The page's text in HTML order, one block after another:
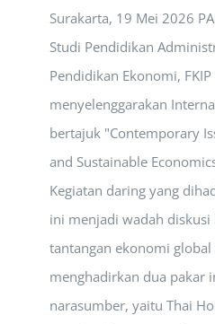
Surakarta, 19 Mei 2026
Studi Pendidikan
Pendidikan Ekonomi, FKIP
menyelenggarakan
bertajuk "Contemporary
and Sustainable
Kegiatan daring yang
ini menjadi wadah diskusi
tantangan ekonomi
menghadirkan dua pakar
narasumber, yaitu Thai